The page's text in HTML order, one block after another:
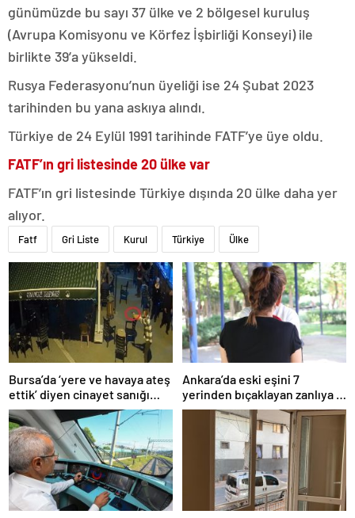
günümüzde bu sayı 37 ülke ve 2 bölgesel kuruluş
(Avrupa Komisyonu ve Körfez İşbirliği Konseyi) ile
birlikte 39’a yükseldi.
Rusya Federasyonu’nun üyeliği ise 24 Şubat 2023
tarihinden bu yana askıya alındı.
Türkiye de 24 Eylül 1991 tarihinde FATF’ye üye oldu.
FATF’ın gri listesinde 20 ülke var
FATF’ın gri listesinde Türkiye dışında 20 ülke daha yer
alıyor.
Fatf Gri Liste Kurul Türkiye Ülke
Bursa’da ‘yere ve havaya ateş
ettik’ diyen cinayet sanığı
kardeşlere indirimsiz
müebbet hapis
Ankara’da eski eşini 7
yerinden bıçaklayan zanlıya 9
ayda tahliye